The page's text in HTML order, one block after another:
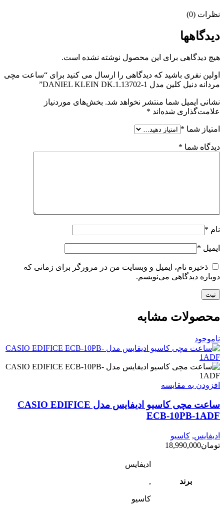
نظرات (0)
دیدگاهها
هیچ دیدگاهی برای این محصول نوشته نشده است.
اولین نفری باشید که دیدگاهی را ارسال می کنید برای “ساعت مچی
مردانه دنیل کلین مدل DANIEL KLEIN DK.1.13702-1”
نشانی ایمیل شما منتشر نخواهد شد. بخش‌های موردنیاز
علامت‌گذاری شده‌اند *
امتیاز شما *
دیدگاه شما *
نام *
ایمیل *
ذخیره نام، ایمیل و وبسایت من در مرورگر برای زمانی که
دوباره دیدگاهی می‌نویسم.
محصولات مشابه
ناموجود
افزودن به مقایسه
ساعت مچی کاسیو ادیفایس مدل CASIO EDIFICE
ECB-10PB-1ADF
ادیفایس, کاسیو
تومان18,990,000
برند
ادیفایس
,
کاسیو